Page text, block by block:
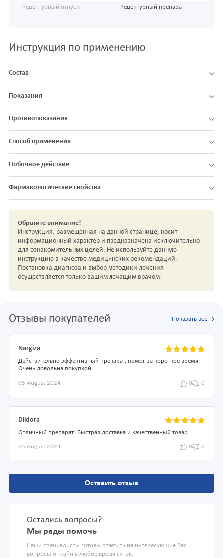
Рецептурный отпуск Рецептурный препарат
Инструкция по применению
Состав
Показания
Противопоказания
Способ применения
Побочное действие
Фармакологические свойства
Обратите внимание!
Инструкция, размещенная на данной странице, носит
информационный характер и предназначена исключительно
для ознакомительных целей. Не используйте данную
инструкцию в качестве медицинских рекомендаций.
Постановка диагноза и выбор методики лечения
осуществляется только вашим лечащим врачом!
Отзывы покупателей Показать все
Nargiza
Действительно эффективный препарат, помог за короткое время.
Очень довольна покупкой.
05 August 2024 0 0
Dildora
Отличный препарат! Быстрая доставка и качественный товар.
05 August 2024 0 0
Оставить отзыв
Остались вопросы?
Мы рады помочь
Наши специалисты готовы ответить на интересующие Вас
вопросы онлайн в любое время суток.